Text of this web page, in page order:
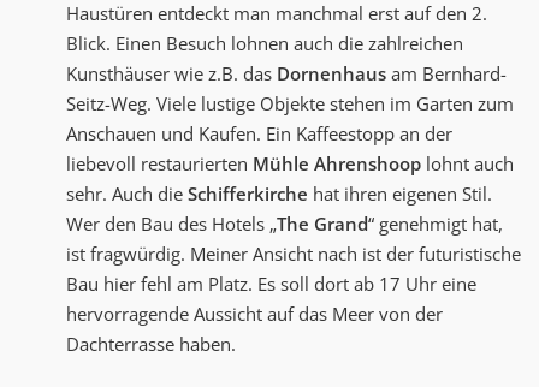
Haustüren entdeckt man manchmal erst auf den 2.
Blick. Einen Besuch lohnen auch die zahlreichen
Kunsthäuser wie z.B. das Dornenhaus am Bernhard-
Seitz-Weg. Viele lustige Objekte stehen im Garten zum
Anschauen und Kaufen. Ein Kaffeestopp an der
liebevoll restaurierten Mühle Ahrenshoop lohnt auch
sehr. Auch die Schifferkirche hat ihren eigenen Stil.
Wer den Bau des Hotels „The Grand“ genehmigt hat,
ist fragwürdig. Meiner Ansicht nach ist der futuristische
Bau hier fehl am Platz. Es soll dort ab 17 Uhr eine
hervorragende Aussicht auf das Meer von der
Dachterrasse haben.